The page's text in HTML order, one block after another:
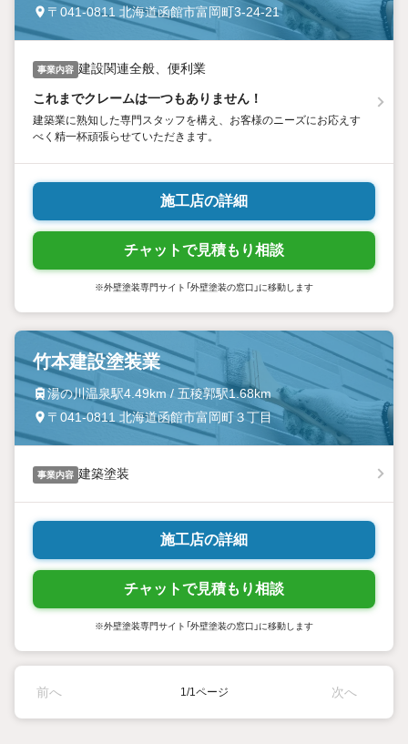
〒041-0811 北海道函館市富岡町3-24-21
事業内容 建設関連全般、便利業
これまでクレームは一つもありません！
建築業に熟知した専門スタッフを構え、お客様のニーズにお応えす
べく精一杯頑張らせていただきます。
施工店の詳細
チャットで見積もり相談
※外壁塗装専門サイト「外壁塗装の窓口」に移動します
竹本建設塗装業
湯の川温泉駅4.49km / 五稜郭駅1.68km
〒041-0811 北海道函館市富岡町３丁目
事業内容 建築塗装
施工店の詳細
チャットで見積もり相談
※外壁塗装専門サイト「外壁塗装の窓口」に移動します
前へ 1/1ページ 次へ